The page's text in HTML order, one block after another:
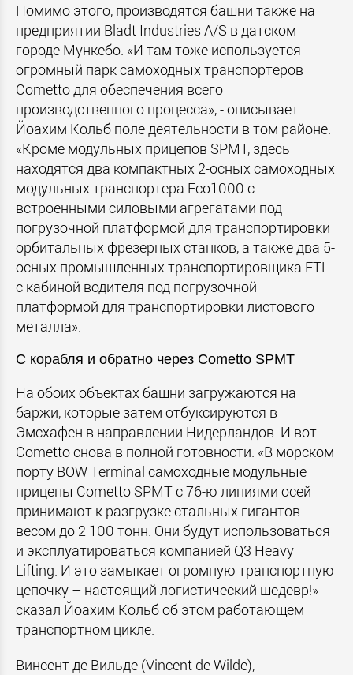
Помимо этого, производятся башни также на
предприятии Bladt Industries A/S в датском
городе Мункебо. «И там тоже используется
огромный парк самоходных транспортеров
Cometto для обеспечения всего
производственного процесса», - описывает
Йоахим Кольб поле деятельности в том районе.
«Кроме модульных прицепов SPMT, здесь
находятся два компактных 2-осных самоходных
модульных транспортера Eco1000 с
встроенными силовыми агрегатами под
погрузочной платформой для транспортировки
орбитальных фрезерных станков, а также два 5-
осных промышленных транспортировщика ETL
с кабиной водителя под погрузочной
платформой для транспортировки листового
металла».
С корабля и обратно через Cometto SPMT
На обоих объектах башни загружаются на
баржи, которые затем отбуксируются в
Эмсхафен в направлении Нидерландов. И вот
Cometto снова в полной готовности. «В морском
порту BOW Terminal самоходные модульные
прицепы Cometto SPMT с 76-ю линиями осей
принимают к разгрузке стальных гигантов
весом до 2 100 тонн. Они будут использоваться
и эксплуатироваться компанией Q3 Heavy
Lifting. И это замыкает огромную транспортную
цепочку – настоящий логистический шедевр!» -
сказал Йоахим Кольб об этом работающем
транспортном цикле.
Винсент де Вильде (Vincent de Wilde),